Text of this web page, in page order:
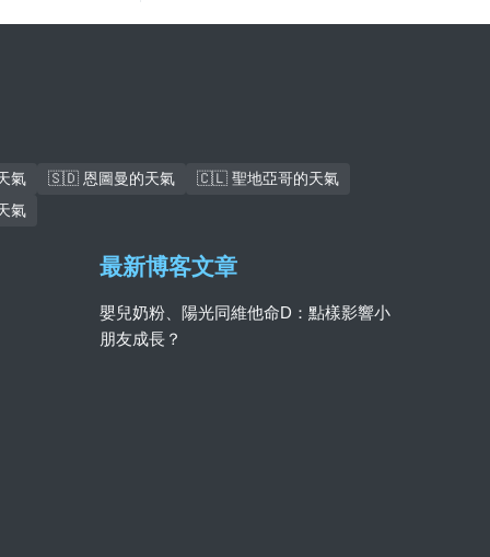
氣 🇸🇩 恩圖曼的天氣
🇨🇱 聖地亞哥的天氣
氣
最新博客文章
嬰兒奶粉、陽光同維他命D：點樣影響小
朋友成長？